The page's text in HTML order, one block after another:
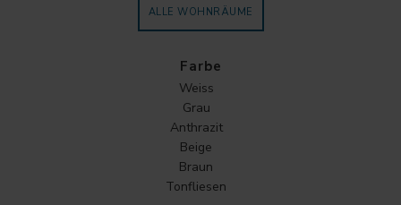
ALLE WOHNRÄUME
Farbe
Weiss
Grau
Anthrazit
Beige
Braun
Tonfliesen